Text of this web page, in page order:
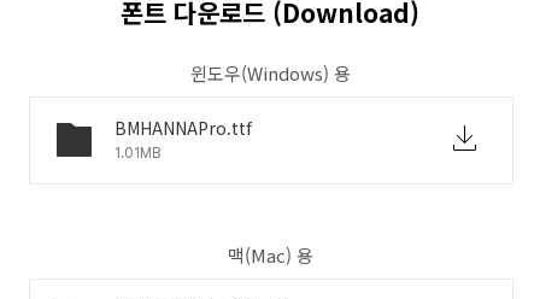
폰트 다운로드 (Download)
윈도우(Windows) 용
BMHANNAPro.ttf
1.01MB
맥(Mac) 용